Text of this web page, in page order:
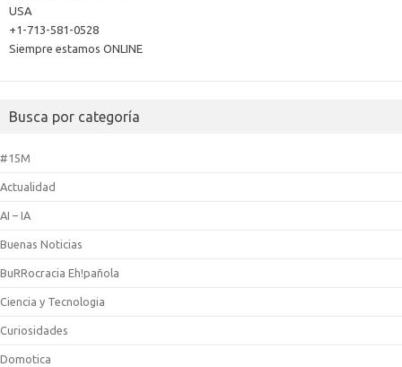
USA
+1-713-581-0528
Siempre estamos ONLINE
Busca por categoría
#15M
Actualidad
AI – IA
Buenas Noticias
BuRRocracia Eh!pañola
Ciencia y Tecnologia
Curiosidades
Domotica